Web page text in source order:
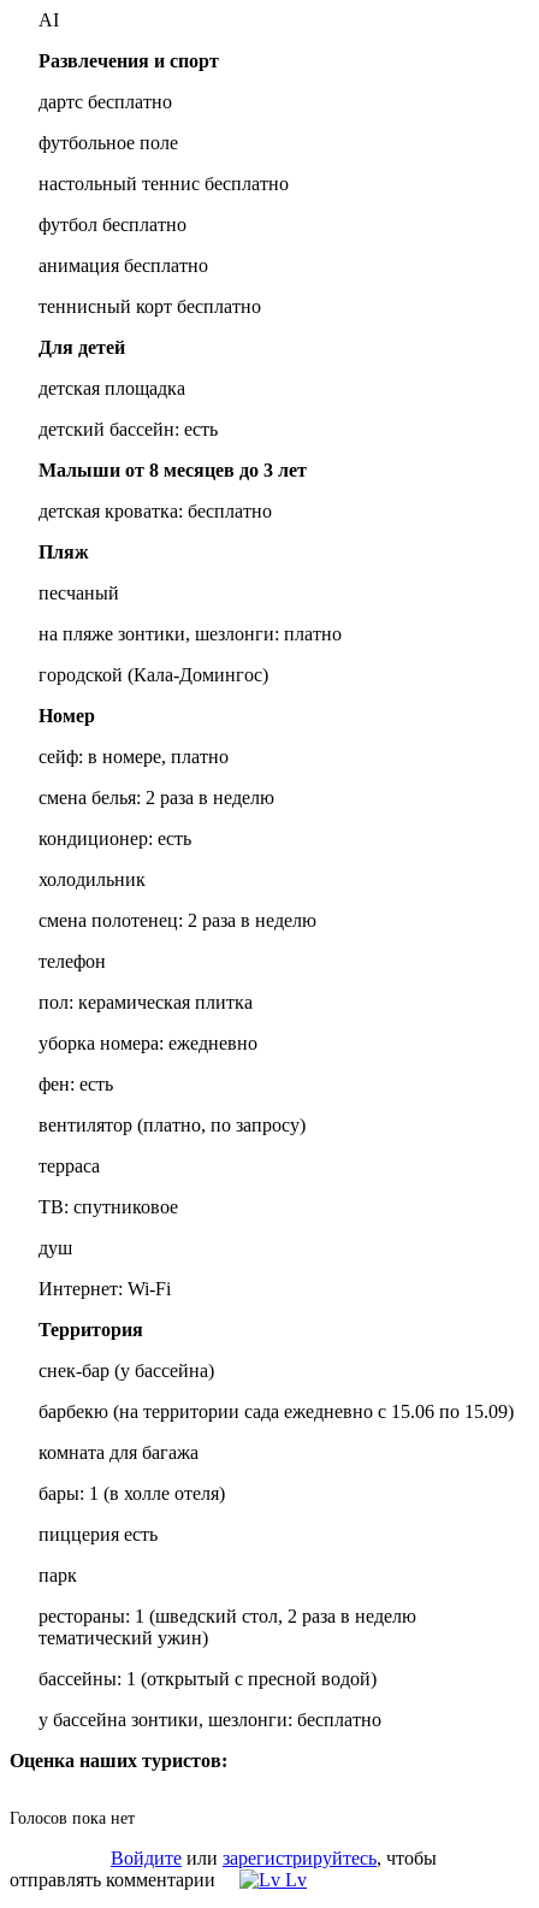
AI
Развлечения и спорт
дартс бесплатно
футбольное поле
настольный теннис бесплатно
футбол бесплатно
анимация бесплатно
теннисный корт бесплатно
Для детей
детская площадка
детский бассейн: есть
Малыши от 8 месяцев до 3 лет
детская кроватка: бесплатно
Пляж
песчаный
на пляже зонтики, шезлонги: платно
городской (Кала-Домингос)
Номер
сейф: в номере, платно
смена белья: 2 раза в неделю
кондиционер: есть
холодильник
смена полотенец: 2 раза в неделю
телефон
пол: керамическая плитка
уборка номера: ежедневно
фен: есть
вентилятор (платно, по запросу)
терраса
ТВ: спутниковое
душ
Интернет: Wi-Fi
Территория
снек-бар (у бассейна)
барбекю (на территории сада ежедневно с 15.06 по 15.09)
комната для багажа
бары: 1 (в холле отеля)
пиццерия есть
парк
рестораны: 1 (шведский стол, 2 раза в неделю
тематический ужин)
бассейны: 1 (открытый с пресной водой)
у бассейна зонтики, шезлонги: бесплатно
Оценка наших туристов:
Голосов пока нет
Войдите или зарегистрируйтесь, чтобы
отправлять комментарии
Lv